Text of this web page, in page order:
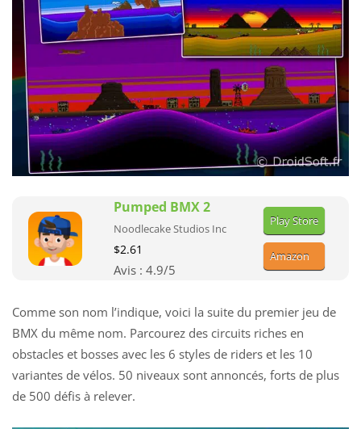
Pumped BMX 2
Noodlecake Studios Inc
$2.61
Avis : 4.9/5
Play Store
Amazon
Comme son nom l’indique, voici la suite du premier jeu de
BMX du même nom. Parcourez des circuits riches en
obstacles et bosses avec les 6 styles de riders et les 10
variantes de vélos. 50 niveaux sont annoncés, forts de plus
de 500 défis à relever.